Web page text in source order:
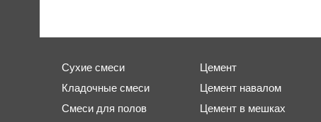
Сухие смеси
Кладочные смеси
Смеси для полов
Цемент
Цемент навалом
Цемент в мешках